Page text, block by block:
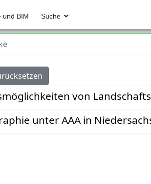
und BIM Suche
von
unter AAA in